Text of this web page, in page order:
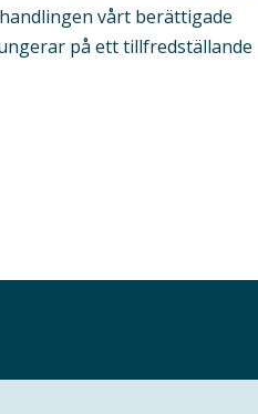
vårt berättigade
på ett tillfredställande